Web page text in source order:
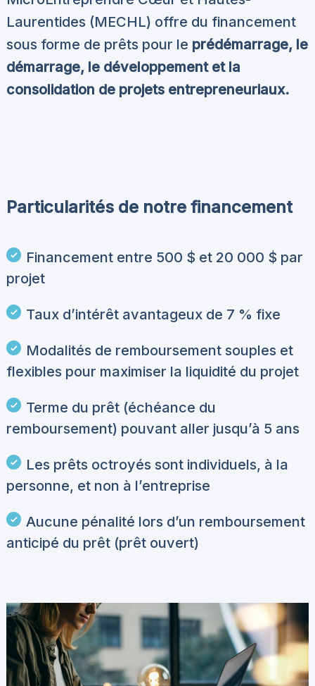
Laurentides (MECHL) offre du financement
sous forme de prêts pour le prédémarrage, le
démarrage, le développement et la
consolidation de projets entrepreneuriaux.
Particularités de notre financement
Financement entre 500 $ et 20 000 $ par
projet
Taux d’intérêt avantageux de 7 % fixe
Modalités de remboursement souples et
flexibles pour maximiser la liquidité du projet
Terme du prêt (échéance du
remboursement) pouvant aller jusqu’à 5 ans
Les prêts octroyés sont individuels, à la
personne, et non à l’entreprise
Aucune pénalité lors d’un remboursement
anticipé du prêt (prêt ouvert)